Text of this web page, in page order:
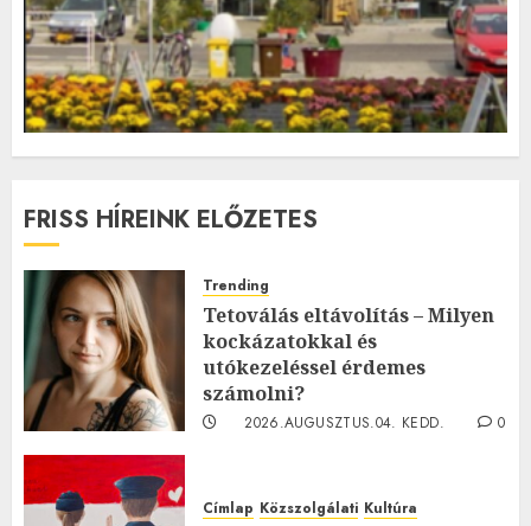
FRISS HÍREINK ELŐZETES
Trending
Tetoválás eltávolítás – Milyen
kockázatokkal és
utókezeléssel érdemes
számolni?
2026.AUGUSZTUS.04. KEDD.
0
Címlap Közszolgálati Kultúra